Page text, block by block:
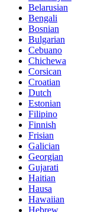
Belarusian
Bengali
Bosnian
Bulgarian
Cebuano
Chichewa
Corsican
Croatian
Dutch
Estonian
Filipino
Finnish
Frisian
Galician
Georgian
Gujarati
Haitian
Hausa
Hawaiian